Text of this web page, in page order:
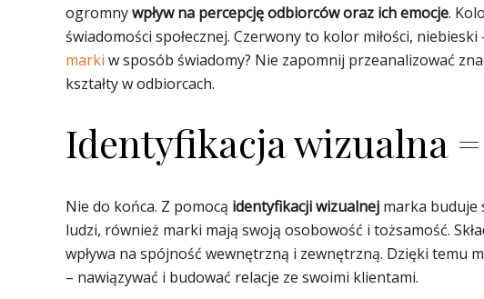
ogromnywpływ na percepcję odbiorców oraz ich emocje.
świadomości społecznej. Czerwony to kolor miłości,
marki w sposób świadomy? Nie zapomnij przeanalizować
kształty w odbiorcach.
Identyfikacja wizualna
Nie do końca. Z pomocą identyfikacji wizualnej marka buduje
ludzi, również marki mają swoją osobowość i tożsamość.
wpływa na spójność wewnętrzną i zewnętrzną. Dzięki temu
– nawiązywać i budować relacje ze swoimi klientami.